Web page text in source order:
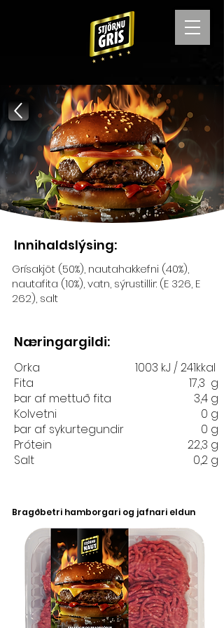
Tilbaka
Innihaldslýsing:
Grísakjöt (50%), nautahakkefni (40%),
nautafita (10%), vatn, sýrustillir: (E 326, E
262), salt
Næringargildi:
Orka
Fita
Þar af mettuð fita
Kolvetni
Þar af sykurtegundir
Prótein
Salt
1003 kJ / 241kkal
17,3 g
3,4 g
0 g
0 g
22,3 g
0,2 g
Bragðbetri hamborgari og jafnari eldun